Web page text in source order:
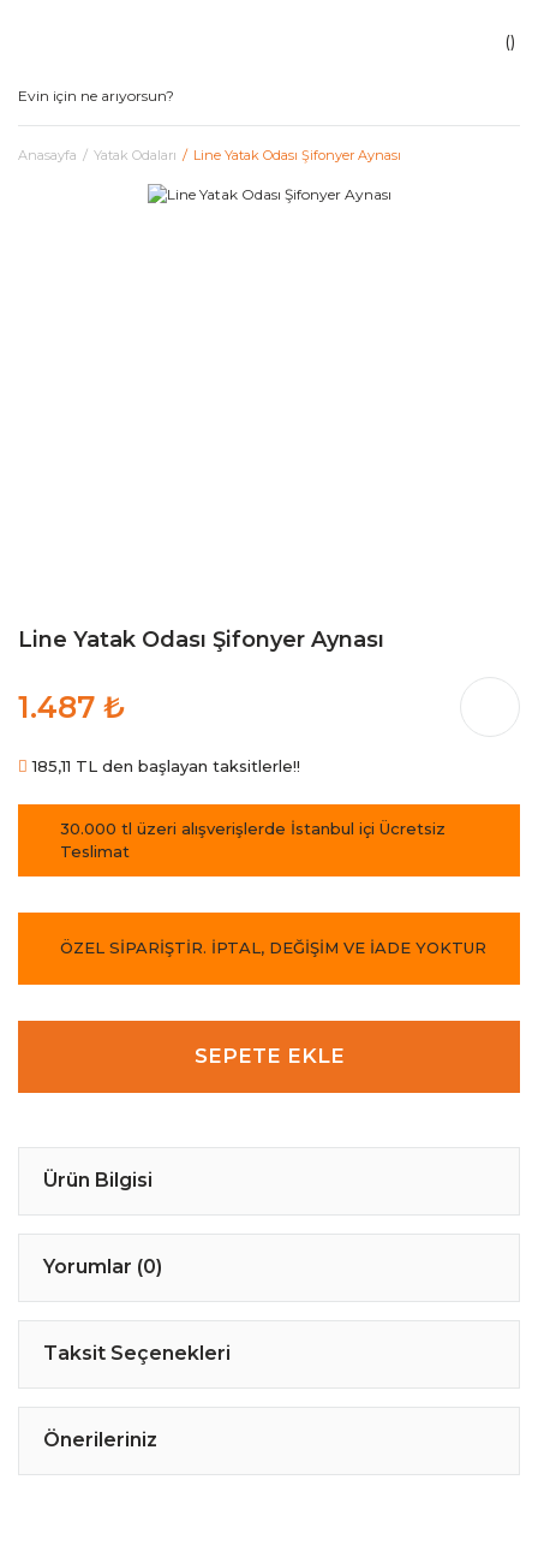
Anasayfa Yatak Odaları Line Yatak Odası Şifonyer Aynası
Line Yatak Odası Şifonyer Aynası
1.487 ₺
185,11 TL den başlayan taksitlerle!!
30.000 tl üzeri alışverişlerde İstanbul içi Ücretsiz
Teslimat
ÖZEL SİPARİŞTİR. İPTAL, DEĞİŞİM VE İADE YOKTUR
SEPETE EKLE
Ürün Bilgisi
Yorumlar (0)
Taksit Seçenekleri
Önerileriniz